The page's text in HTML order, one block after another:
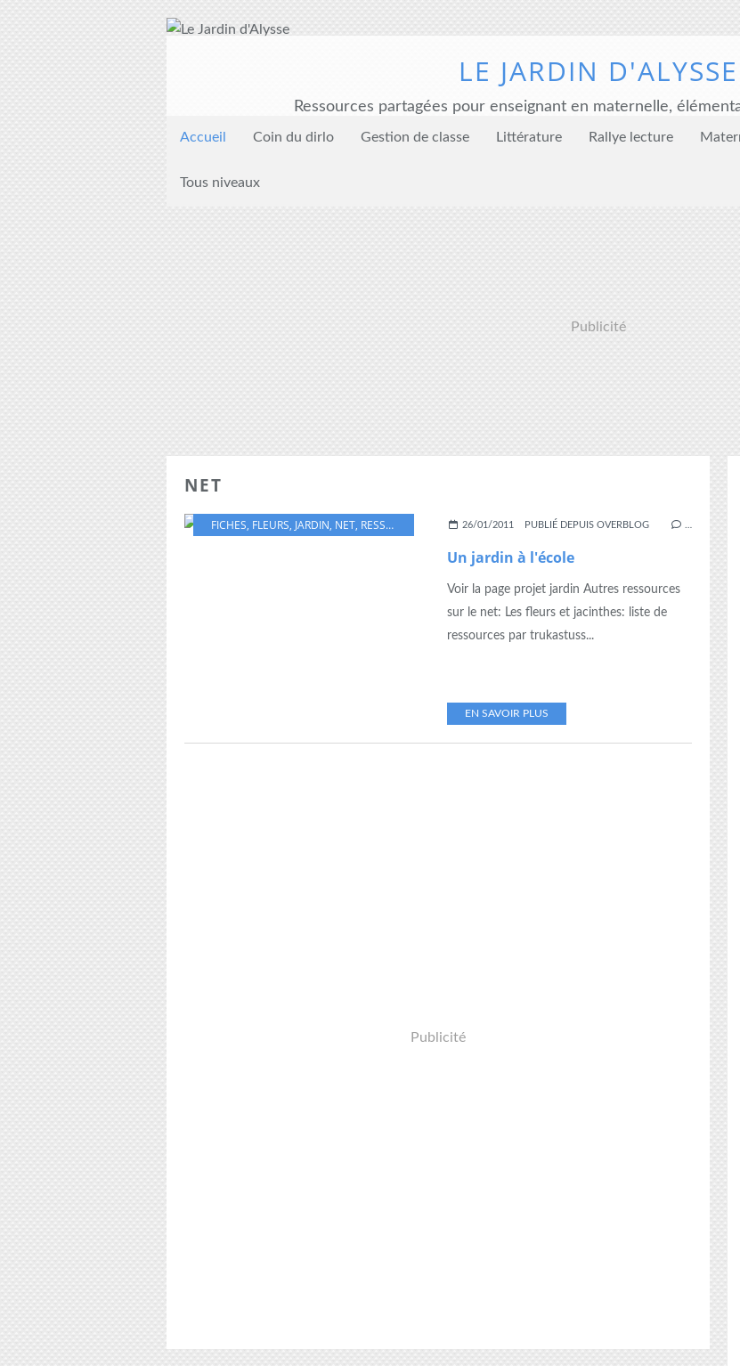
LE JARDIN D'ALYSSE
Ressources partagées pour enseignant en maternelle,
Accueil Coin du dirlo Gestion de classe Littérature Rallye lecture
Tous niveaux
Publicité
NET
FICHES, FLEURS, JARDIN, NET, RESSOURCES 26/01/2011 PUBLIÉ DEPUIS OVERBLOG
Un jardin à l'école
Voir la page projet jardin Autres ressources
sur le net: Les fleurs et jacinthes: liste de
ressources par trukastuss...
EN SAVOIR PLUS
Publicité